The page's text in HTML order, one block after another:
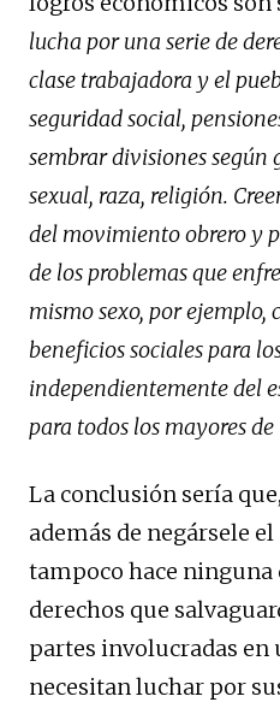
lucha por una serie de
clase trabajadora y el
seguridad social,
sembrar divisiones según
sexual, raza, religión.
del movimiento obrero y
de los problemas que
mismo sexo, por ejemplo,
beneficios sociales para
independientemente del
para todos los mayores de
La conclusión sería
además de negársele
tampoco hace
derechos que
partes involucradas
necesitan luchar por